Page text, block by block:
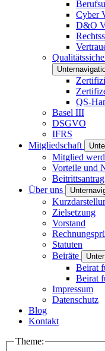
Cyber
D&O
QS-
Basel III
DSGVO
IFRS
Mitgliedschaft
Mitglied
Vorteile und
Beitrittsantrag
Über uns
Zielsetzung
Vorstand
Statuten
Beiräte
Beirat
Beirat
Impressum
Datenschutz
Blog
Kontakt
Theme: